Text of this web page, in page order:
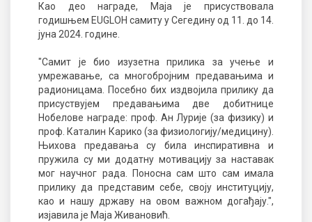
Као део награде, Маја је присуствовала
годишњем EUGLOH самиту у Сегедину од 11. до 14.
јуна 2024. године.
"Самит је био изузетна прилика за учење и
умрежавање, са многобројним предавањима и
радионицама. Посебно бих издвојила прилику да
присуствујем предавањима две добитнице
Нобелове награде: проф. Ан Лурије (за физику) и
проф. Каталин Карико (за физиологију/медицину).
Њихова предавања су била инспиративна и
пружила су ми додатну мотивацију за наставак
мог научног рада. Поносна сам што сам имала
прилику да представим себе, своју институцију,
као и нашу државу на овом важном догађају.",
изјавила је Маја Живановић.